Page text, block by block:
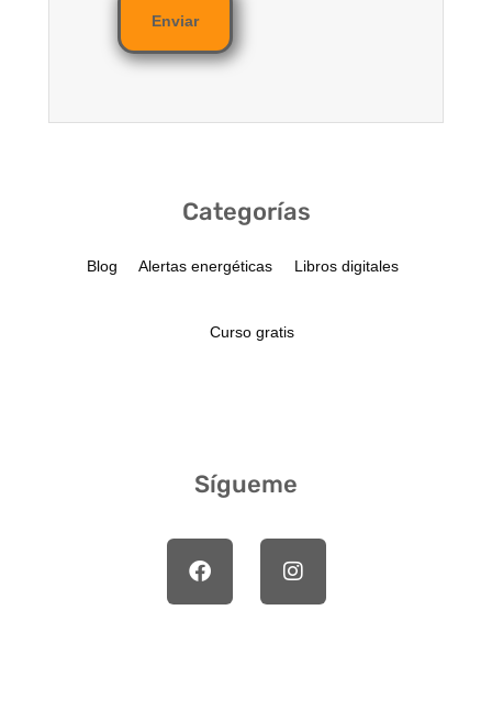
Enviar
Categorías
Blog Alertas energéticas Libros digitales
Curso gratis
Sígueme